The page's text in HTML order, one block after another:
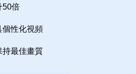
50倍
個性化視頻
持最佳畫質